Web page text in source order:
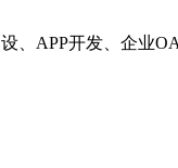
、APP开发、企业